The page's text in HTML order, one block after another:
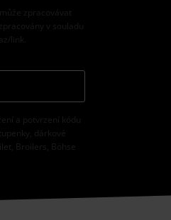
zpracovávat
v souladu
link.
a potvrzení kódu
dárkové
Broilers, Böhse